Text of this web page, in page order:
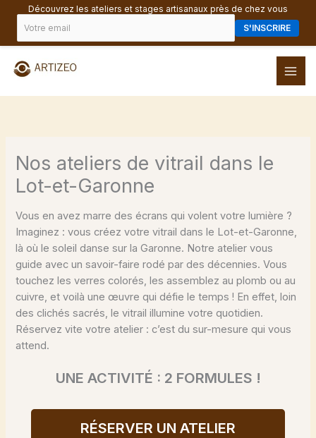
Découvrez les ateliers et stages artisanaux près de chez vous
S'INSCRIRE
Nos ateliers de vitrail dans le
Lot-et-Garonne
Vous en avez marre des écrans qui volent votre lumière ?
Imaginez : vous créez votre vitrail dans le Lot-et-Garonne,
là où le soleil danse sur la Garonne. Notre atelier vous
guide avec un savoir-faire rodé par des décennies. Vous
touchez les verres colorés, les assemblez au plomb ou au
cuivre, et voilà une œuvre qui défie le temps ! En effet, loin
des clichés sacrés, le vitrail illumine votre quotidien.
Réservez vite votre atelier : c’est du sur-mesure qui vous
attend.
UNE ACTIVITÉ : 2 FORMULES !
RÉSERVER UN ATELIER